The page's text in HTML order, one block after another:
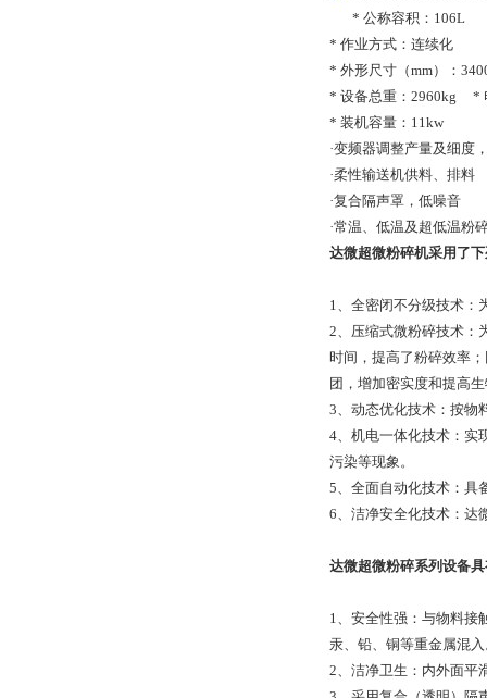
* 公称容积：106L
* 作业方式：连续化
* 外形尺寸（mm）：
* 设备总重：2960kg *
* 装机容量：11kw
·变频器调整产量及细度
·柔性输送机供料、排料
·复合隔声罩，低噪音
·常温、低温及超低温粉
达微超微粉碎机采用了
1、全密闭不分级技术：
2、压缩式微粉碎技术：
时间，提高了粉碎效率
团，增加密实度和提高
3、动态优化技术：按物
4、机电一体化技术：实
污染等现象。
5、全面自动化技术：具
6、洁净安全化技术：达
达微超微粉碎系列设备
1、安全性强：与物料接
汞、铅、铜等重金属混
2、洁净卫生：内外面平